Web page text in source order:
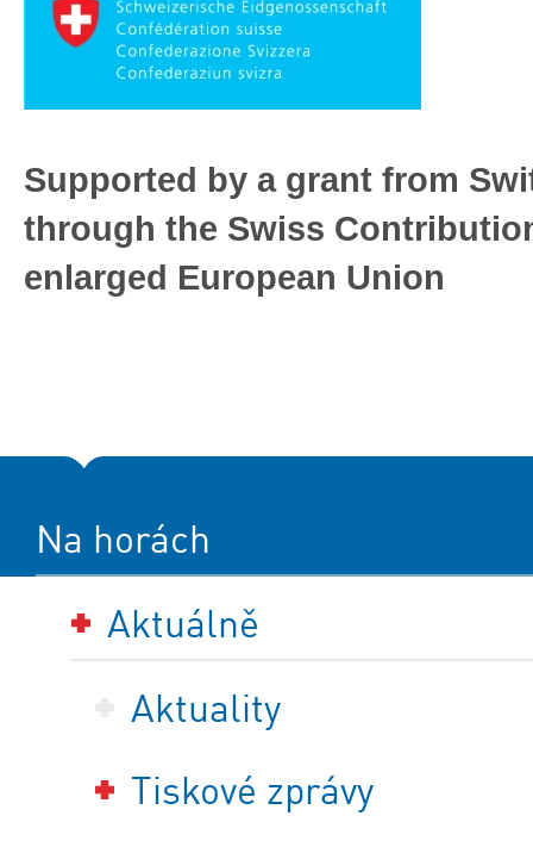
Supported by a grant from
through the Swiss
enlarged European Union
Na horách
Aktuálně
Aktuality
Tiskové zprávy